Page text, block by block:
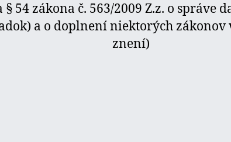
§ 54 zákona č. 563/2009 Z.z. o správe
a o doplnení niektorých zákonov
znení)